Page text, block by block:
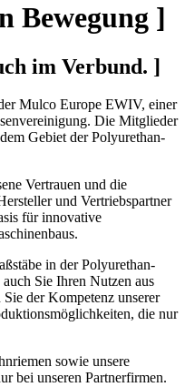
Bewegung ]
im Verbund. ]
Mulco Europe EWIV, einer
Die Mitglieder
Gebiet der Polyurethan-
Vertrauen und die
und Vertriebspartner
für innovative
in der Polyurethan-
Sie Ihren Nutzen aus
der Kompetenz unserer
die nur
sowie unsere
bei unseren Partnerfirmen.